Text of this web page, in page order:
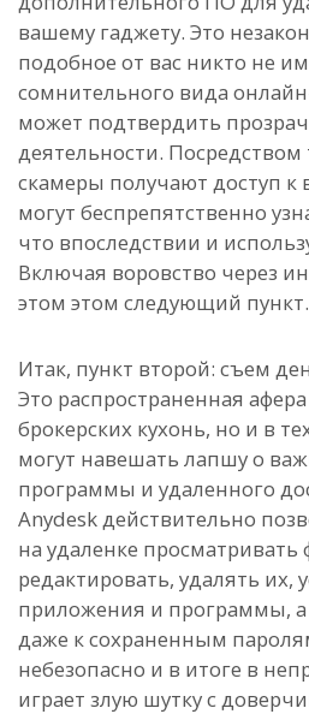
вашему гаджету. Это
подобное от вас никто не
сомнительного вида
может подтвердить
деятельности.
скамеры получают доступ
могут беспрепятственно
что впоследствии и
Включая воровство через
этом этом следующий пункт.
Итак, пункт второй: съем
Это распространенная
брокерских кухонь, но и в
могут навешать лапшу о
программы и удаленного
Anydesk действительно
на удаленке просматривать
редактировать, удалять их,
приложения и программы, а
даже к сохраненным
небезопасно и в итоге в
играет злую шутку с